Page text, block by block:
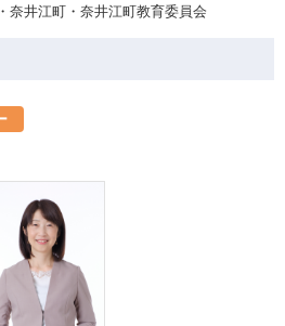
奈井江町・奈井江町教育委員会